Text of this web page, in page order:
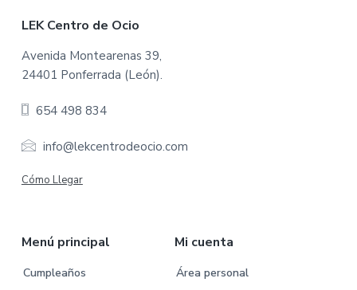
LEK Centro de Ocio
Avenida Montearenas 39,
24401 Ponferrada (León).
654 498 834
info@lekcentrodeocio.com
Cómo Llegar
Menú principal
Cumpleaños
Mi cuenta
Área personal